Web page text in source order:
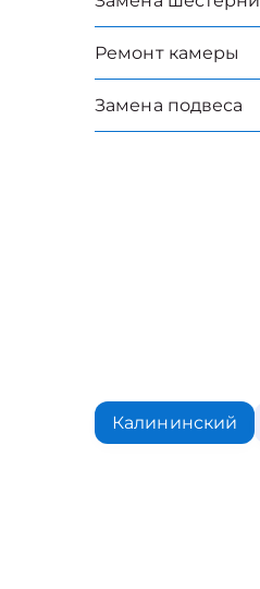
Ремонт камеры
Замена подвеса
Калининский